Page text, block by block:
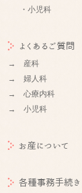
・小児科
よくあるご質問
→ 産科
→ 婦人科
→ 心療内科
→ 小児科
お産について
各種事務手続き